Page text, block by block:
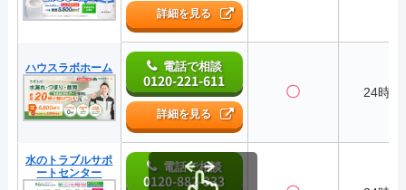
詳細を見る
ハウスラボホーム 電話で相談
0120-221-611
詳細を見る
〇 24時間
水のトラブルサポ
ートセンター
電話で相談
0120-882-333